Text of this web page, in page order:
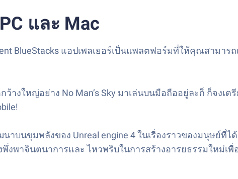
และ Mac
BlueStacks แอปเพลเยอร์เป็นแพลตฟอร์มที่ให้คุณสามารถ
างใหญ่อย่าง No Man’s Sky มาเล่นบนมือถืออยู่ละก็ ก็จงเ
าบนขุมพลังของ Unreal engine 4 ในเรื่องราวของมนุษย์
งพาจินตนาการและ ไหวพริบในการสร้างอารยธรรมใหม่เ